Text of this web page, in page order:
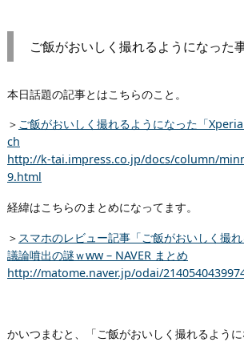
ご飯がおいしく撮れるようになった
本日話題の記事とはこちらのこと。
＞ ご飯がおいしく撮れるようになった「
ch
http://k-tai.impress.co.jp/docs/column/
9.html
経緯はこちらのまとめになってます。
＞ スマホのレビュー記事「ご飯がおいしく撮
議論噴出の謎ｗww – NAVER まとめ
http://matome.naver.jp/odai/
かいつまむと、「ご飯がおいしく撮れるよう